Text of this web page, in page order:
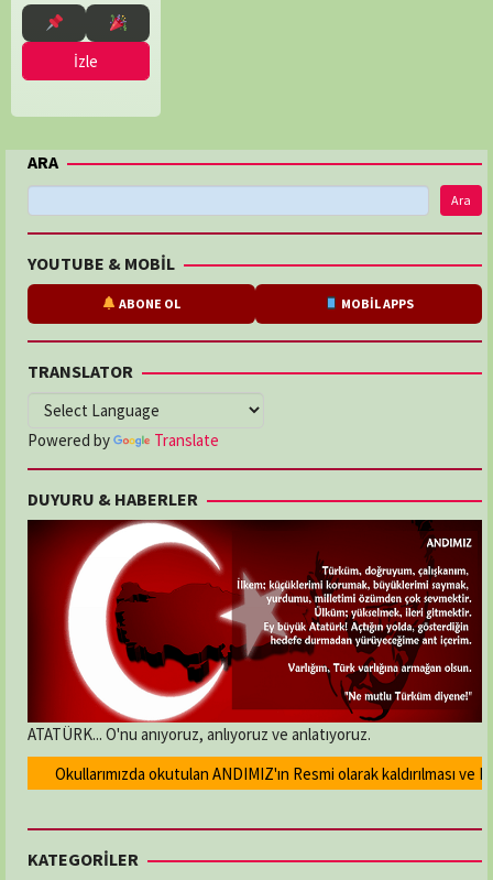
İzle
ARA
Ara
YOUTUBE & MOBİL
ABONE OL MOBİL APPS
TRANSLATOR
Powered by Translate
DUYURU & HABERLER
ATATÜRK... O'nu anıyoruz, anlıyoruz ve anlatıyoruz.
Okullarımızda okutulan ANDIMIZ'ın Resmi olarak kaldırılması ve
KATEGORİLER